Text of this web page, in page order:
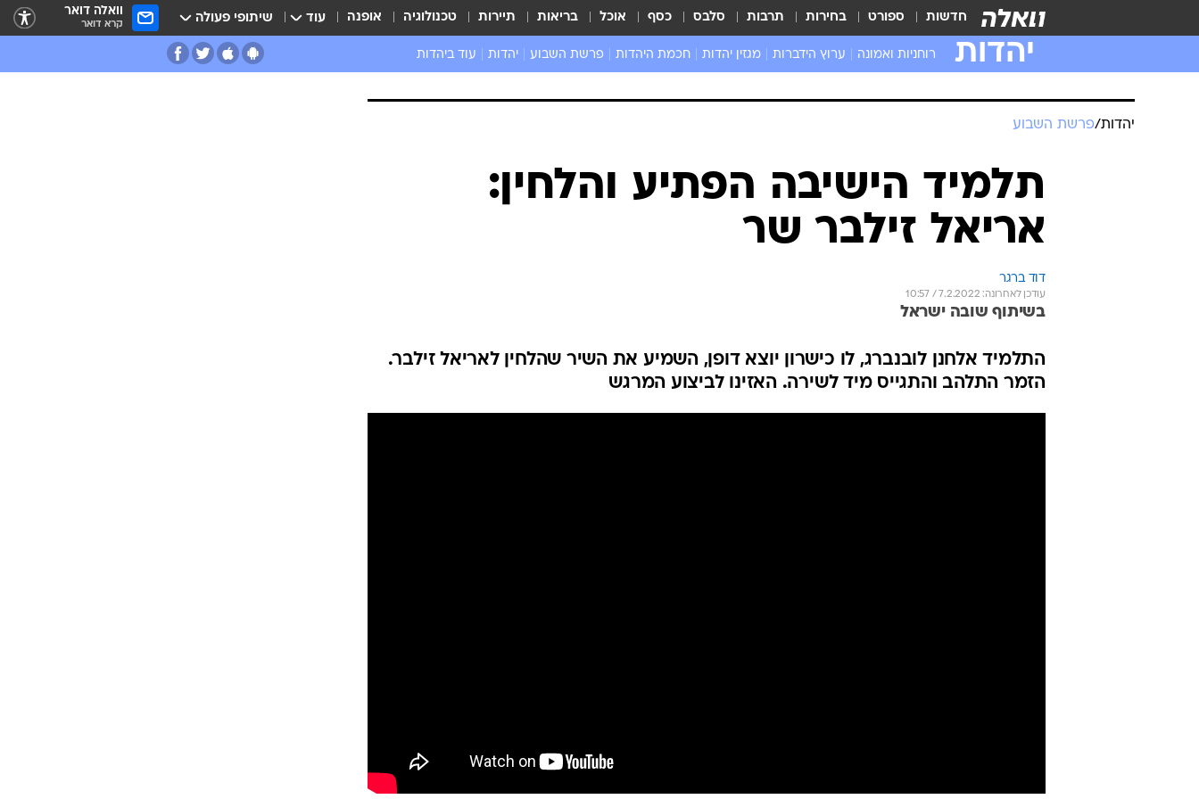
חדשות ספורט בחירות תרבות סלבס כסף אוכל בריאות תיירות טכנולוגיה אופנה עוד שיתופי פעולה וואלה דואר
קרא דואר
יהדות רוחניות ואמונה ערוץ הידברות מגזין יהדות חכמת היהדות פרשת השבוע יהדות עוד ביהדות
יהדות/פרשת השבוע
תלמיד הישיבה הפתיע והלחין:
אריאל זילבר שר
דוד ברגר
עודכן לאחרונה: 7.2.2022 / 10:57
בשיתוף שובה ישראל
התלמיד אלחנן לובנברג, לו כישרון יוצא דופן, השמיע את השיר שהלחין לאריאל זילבר.
הזמר התלהב והתגייס מיד לשירה. האזינו לביצוע המרגש